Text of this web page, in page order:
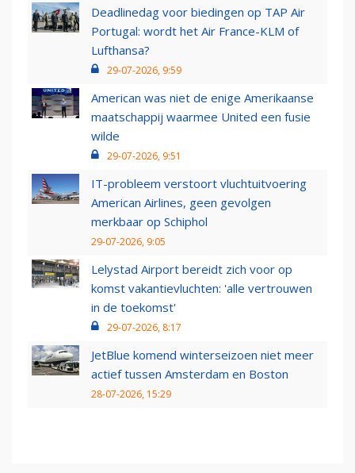
Deadlinedag voor biedingen op TAP Air
Portugal: wordt het Air France-KLM of
Lufthansa?
29-07-2026, 9:59
American was niet de enige Amerikaanse
maatschappij waarmee United een fusie
wilde
29-07-2026, 9:51
IT-probleem verstoort vluchtuitvoering
American Airlines, geen gevolgen
merkbaar op Schiphol
29-07-2026, 9:05
Lelystad Airport bereidt zich voor op
komst vakantievluchten: 'alle vertrouwen
in de toekomst'
29-07-2026, 8:17
JetBlue komend winterseizoen niet meer
actief tussen Amsterdam en Boston
28-07-2026, 15:29